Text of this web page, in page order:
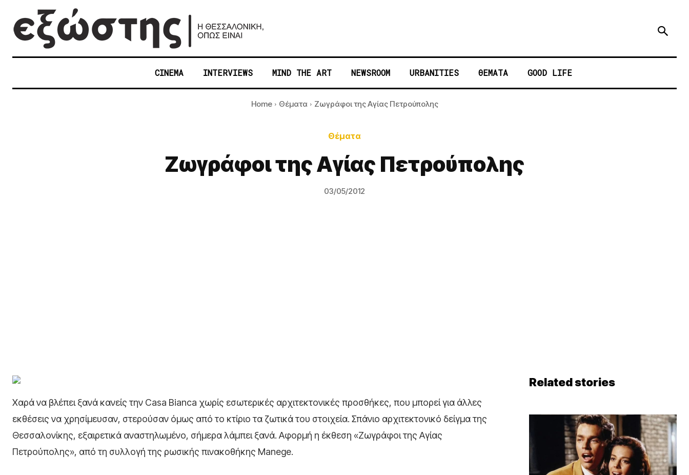
CINEMA INTERVIEWS MIND THE ART NEWSROOM URBANITIES ΘΕΜΑΤΑ GOOD LIFE
Home Θέματα Ζωγράφοι της Αγίας Πετρούπολης
Θέματα
Ζωγράφοι της Αγίας Πετρούπολης
03/05/2012
Xαρά να βλέπει ξανά κανείς την Casa Bianca χωρίς εσωτερικές αρχιτεκτονικές προσθήκες, που μπορεί για άλλες
εκθέσεις να χρησίμευσαν, στερούσαν όμως από το κτίριο τα ζωτικά του στοιχεία. Σπάνιο αρχιτεκτονικό δείγμα της
Θεσσαλονίκης, εξαιρετικά αναστηλωμένο, σήμερα λάμπει ξανά. Αφορμή η έκθεση «Ζωγράφοι της Αγίας
Πετρούπολης», από τη συλλογή της ρωσικής πινακοθήκης Manege.
Related stories